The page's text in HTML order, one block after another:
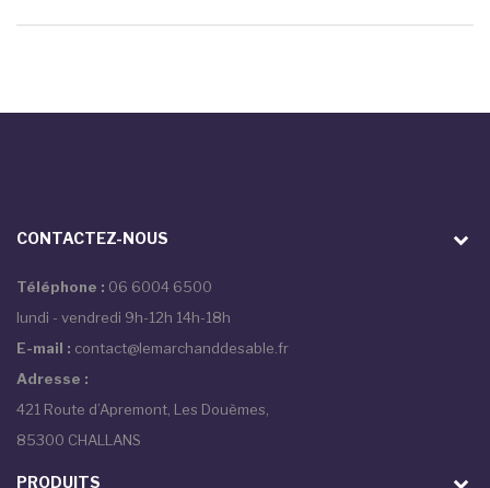
CONTACTEZ-NOUS
Téléphone : 06 6004 6500
lundi - vendredi 9h-12h 14h-18h
E-mail : contact@lemarchanddesable.fr
Adresse :
421 Route d’Apremont, Les Douèmes,
85300 CHALLANS
PRODUITS